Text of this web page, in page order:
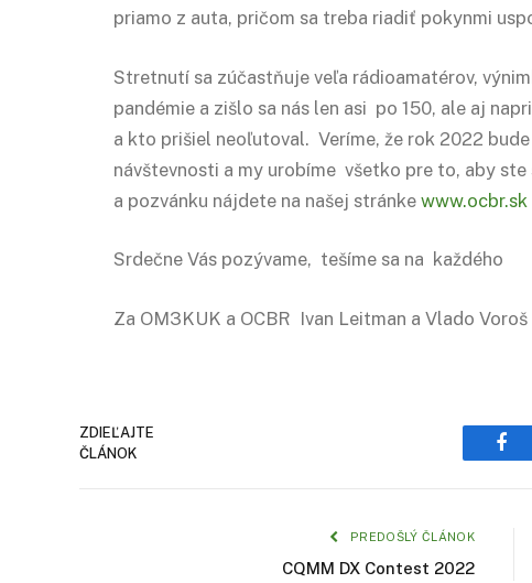
priamo z auta, pričom sa treba riadiť pokynmi
Stretnutí sa zúčastňuje veľa rádioamatérov,
pandémie a zišlo sa nás len asi po 150, ale aj
a kto prišiel neoľutoval. Veríme, že rok 2022
návštevnosti a my urobíme všetko pre to, aby
a pozvánku nájdete na našej stránke www.ocbr.sk
Srdečne Vás pozývame, tešíme sa na každého
Za OM3KUK a OCBR Ivan Leitman a Vlado Voroš
ZDIEĽAJTE
ČLÁNOK
PREDOŠLÝ ČLÁNOK
CQMM DX Contest 2022